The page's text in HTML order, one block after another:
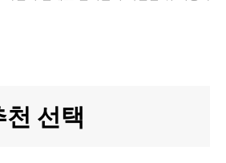
선택